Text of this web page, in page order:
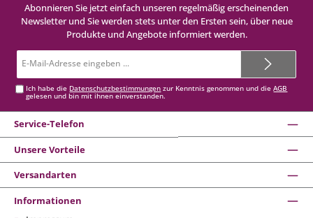
Abonnieren Sie jetzt einfach unseren regelmäßig erscheinenden
Newsletter und Sie werden stets unter den Ersten sein, über neue
Produkte und Angebote informiert werden.
Mail-
Ich habe die Datenschutzbestimmungen zur Kenntnis genommen und dieAGB
gelesen und bin mit ihnen einverstanden.
Service-Telefon
Unsere Vorteile
Versandarten
Informationen